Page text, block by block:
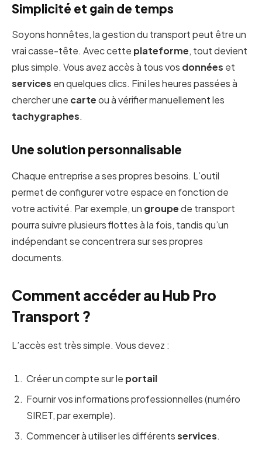
Simplicité et gain de temps
Soyons honnêtes, la gestion du transport peut être un
vrai casse-tête. Avec cette plateforme, tout devient
plus simple. Vous avez accès à tous vos données et
services en quelques clics. Fini les heures passées à
chercher une carteou à vérifier manuellement les
tachygraphes.
Une solution personnalisable
Chaque entreprise a ses propres besoins. L’outil
permet de configurer votre espace en fonction de
votre activité. Par exemple, un groupede transport
pourra suivre plusieurs flottes à la fois, tandis qu’un
indépendant se concentrera sur ses propres
documents.
Comment accéder au Hub Pro
Transport ?
L’accès est très simple. Vous devez :
Créer un compte sur le portail
Fournir vos informations professionnelles (numéro
SIRET, par exemple).
Commencer à utiliser les différentsservices.